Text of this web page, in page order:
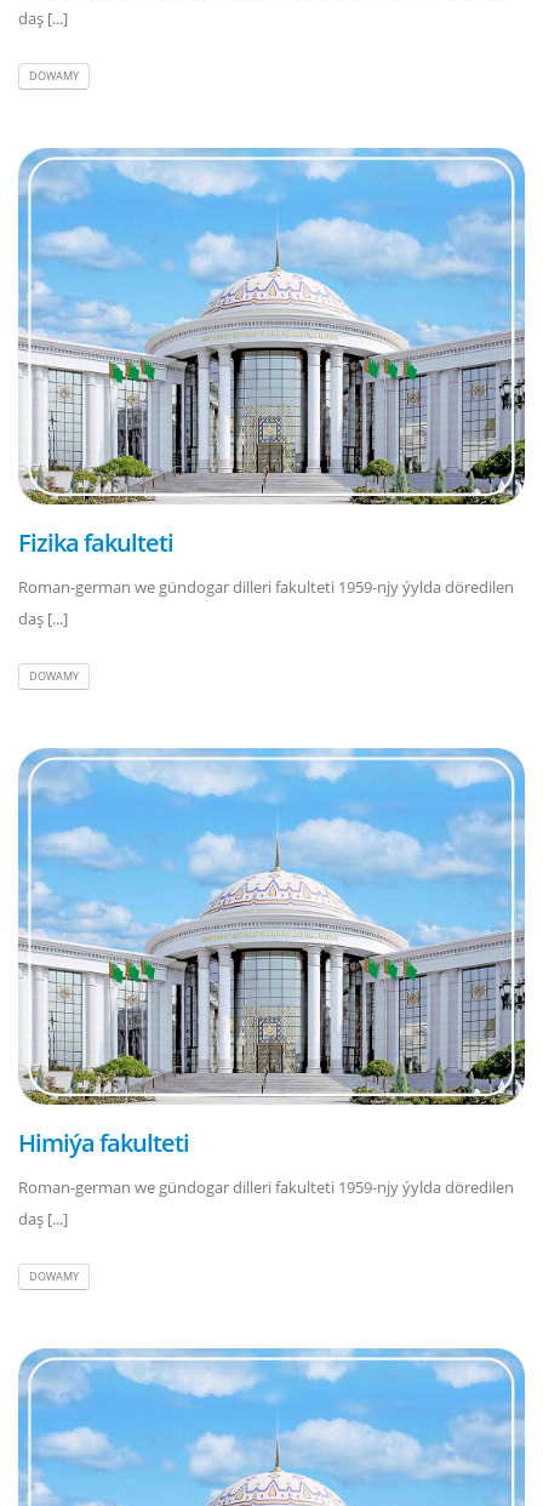
daş [...]
DOWAMY
Fizika fakulteti
Roman-german we gündogar dilleri fakulteti 1959-njy ýylda döredilen
daş [...]
DOWAMY
Himiýa fakulteti
Roman-german we gündogar dilleri fakulteti 1959-njy ýylda döredilen
daş [...]
DOWAMY